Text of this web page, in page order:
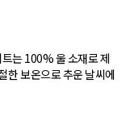
는 100% 울 소재로 제
한 보온으로 추운 날씨에